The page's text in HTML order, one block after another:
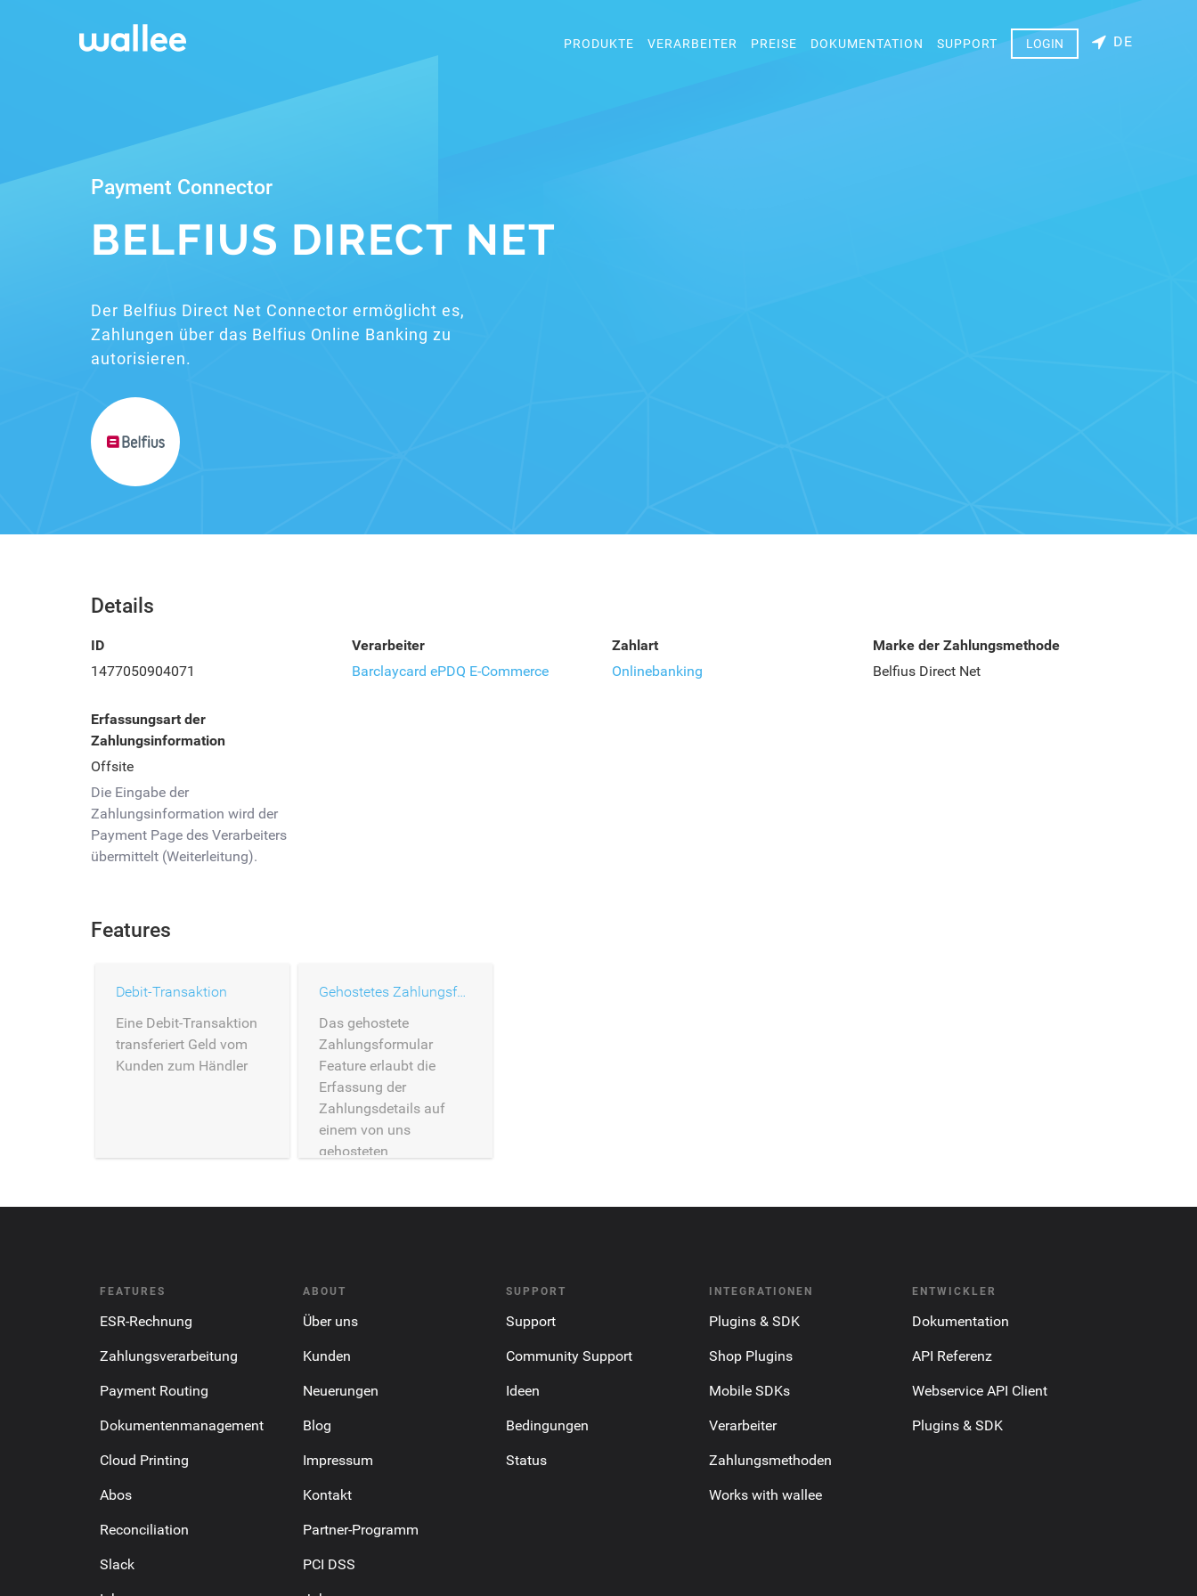
PRODUKTE VERARBEITER PREISE DOKUMENTATION SUPPORT LOGIN DE
Payment Connector
BELFIUS DIRECT NET
Der Belfius Direct Net Connector ermöglicht es,
Zahlungen über das Belfius Online Banking zu
autorisieren.
Details
ID
1477050904071
Verarbeiter
Barclaycard ePDQ E-Commerce
Zahlart
Onlinebanking
Marke der Zahlungsmethode
Belfius Direct Net
Erfassungsart der
Zahlungsinformation
Offsite
Die Eingabe der
Zahlungsinformation wird der
Payment Page des Verarbeiters
übermittelt (Weiterleitung).
Features
Debit-Transaktion
Eine Debit-Transaktion
transferiert Geld vom
Kunden zum Händler
Gehostetes Zahlungsformular
Das gehostete
Zahlungsformular
Feature erlaubt die
Erfassung der
Zahlungsdetails auf
einem von uns
gehosteten
FEATURES
ESR-Rechnung
Zahlungsverarbeitung
Payment Routing
Dokumentenmanagement
Cloud Printing
Abos
Reconciliation
Slack
ABOUT
Über uns
Kunden
Neuerungen
Blog
Impressum
Kontakt
Partner-Programm
PCI DSS
SUPPORT
Support
Community Support
Ideen
Bedingungen
Status
INTEGRATIONEN
Plugins & SDK
Shop Plugins
Mobile SDKs
Verarbeiter
Zahlungsmethoden
Works with wallee
ENTWICKLER
Dokumentation
API Referenz
Webservice API Client
Plugins & SDK